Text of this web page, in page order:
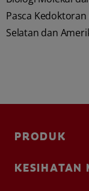
Pasca
Selatan dan
PRODUK
KESIHATAN